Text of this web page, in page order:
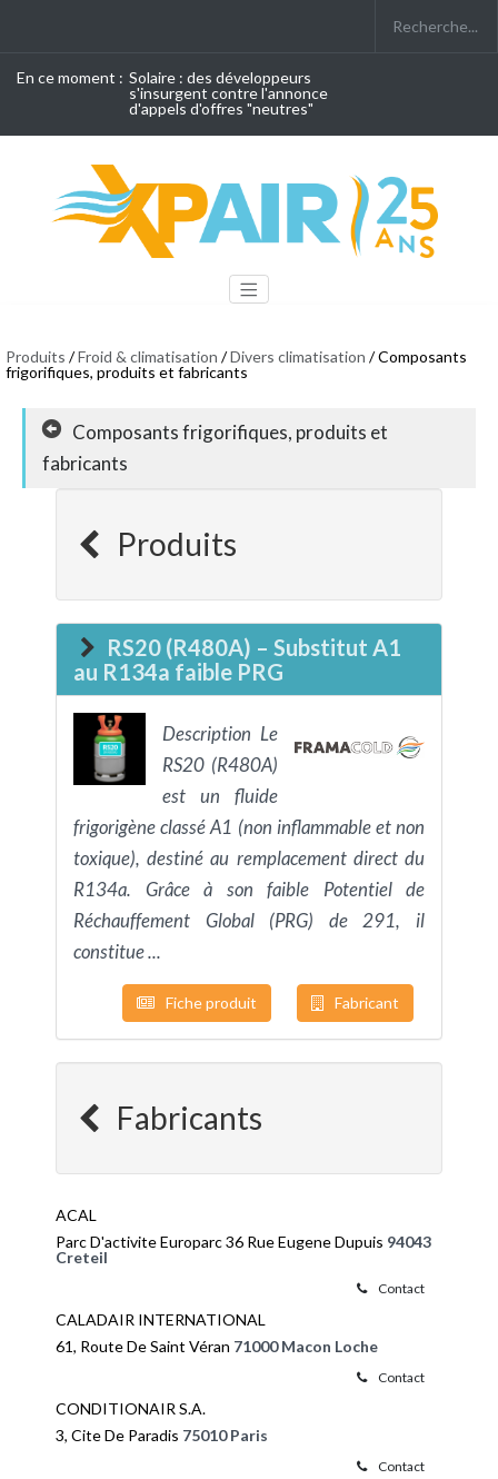
En ce moment : Solaire : des développeurs
s'insurgent contre l'annonce
d'appels d'offres "neutres"
Produits /Froid & climatisation /Divers climatisation / Composants
frigorifiques, produits et fabricants
Composants frigorifiques, produits et
fabricants
Produits
RS20 (R480A) – Substitut A1
au R134a faible PRG
Description Le
RS20 (R480A)
est un fluide
frigorigène classé A1 (non inflammable et non
toxique), destiné au remplacement direct du
R134a. Grâce à son faible Potentiel de
Réchauffement Global (PRG) de 291, il
constitue ...
Fiche produit Fabricant
Fabricants
ACAL
Parc D'activite Europarc 36 Rue Eugene Dupuis 94043
Creteil
Contact
CALADAIR INTERNATIONAL
61, Route De Saint Véran 71000 Macon Loche
Contact
CONDITIONAIR S.A.
3, Cite De Paradis 75010 Paris
Contact